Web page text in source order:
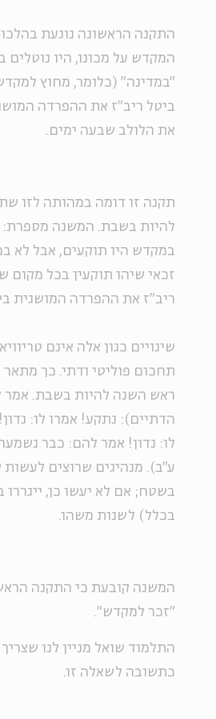
התקנה הראשונה נוגעת
המקדש על מכונו, היו
"במדינה" (כלומר, מחוץ
ביטל ריב"ז את ההפרדה
את הלולב שבעה ימים.
תקנה זו דומה במהותה לזו
להיות בשבת. המשנה
במקדש היו תוקעים, אבל לא
זכאי שיהו תוקעין בכל מקום
ריב"ז את ההפרדה המושגית
שינויים כגון אלה אינם
תחכום פוליטי ודתי. כך
ראש השנה להיות בשבת. אמר
הדתיים): נתקע! אמרו לו:
לו: נדון! אמר להם: כבר
ע"ב). מנהיגים שרוצים לעשות
בשטח; אם לא יעשו כן, ייגררו
בכלל) לשנות משהו.
המשנה קובעת כי התקנה
"זכר למקדש".
התלמוד שואל מניין לנו
כתשובה לשאלה זו.